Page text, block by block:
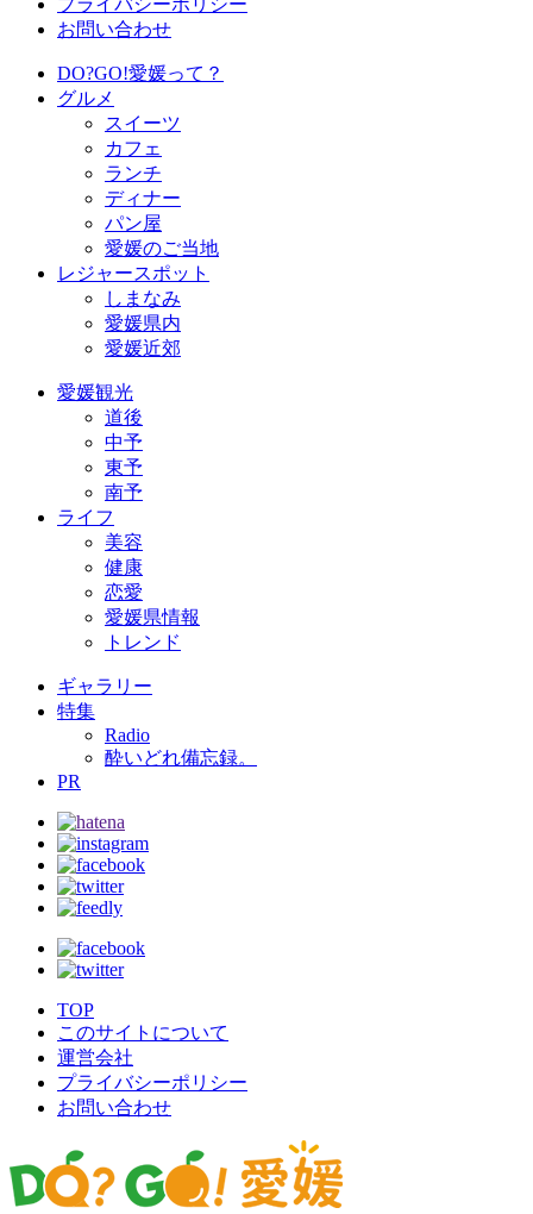
プライバシーポリシー
お問い合わせ
DO?GO!愛媛って？
グルメ
スイーツ
カフェ
ランチ
ディナー
パン屋
愛媛のご当地
レジャースポット
しまなみ
愛媛県内
愛媛近郊
愛媛観光
道後
中予
東予
南予
ライフ
美容
健康
恋愛
愛媛県情報
トレンド
ギャラリー
特集
Radio
酔いどれ備忘録。
PR
TOP
このサイトについて
運営会社
プライバシーポリシー
お問い合わせ